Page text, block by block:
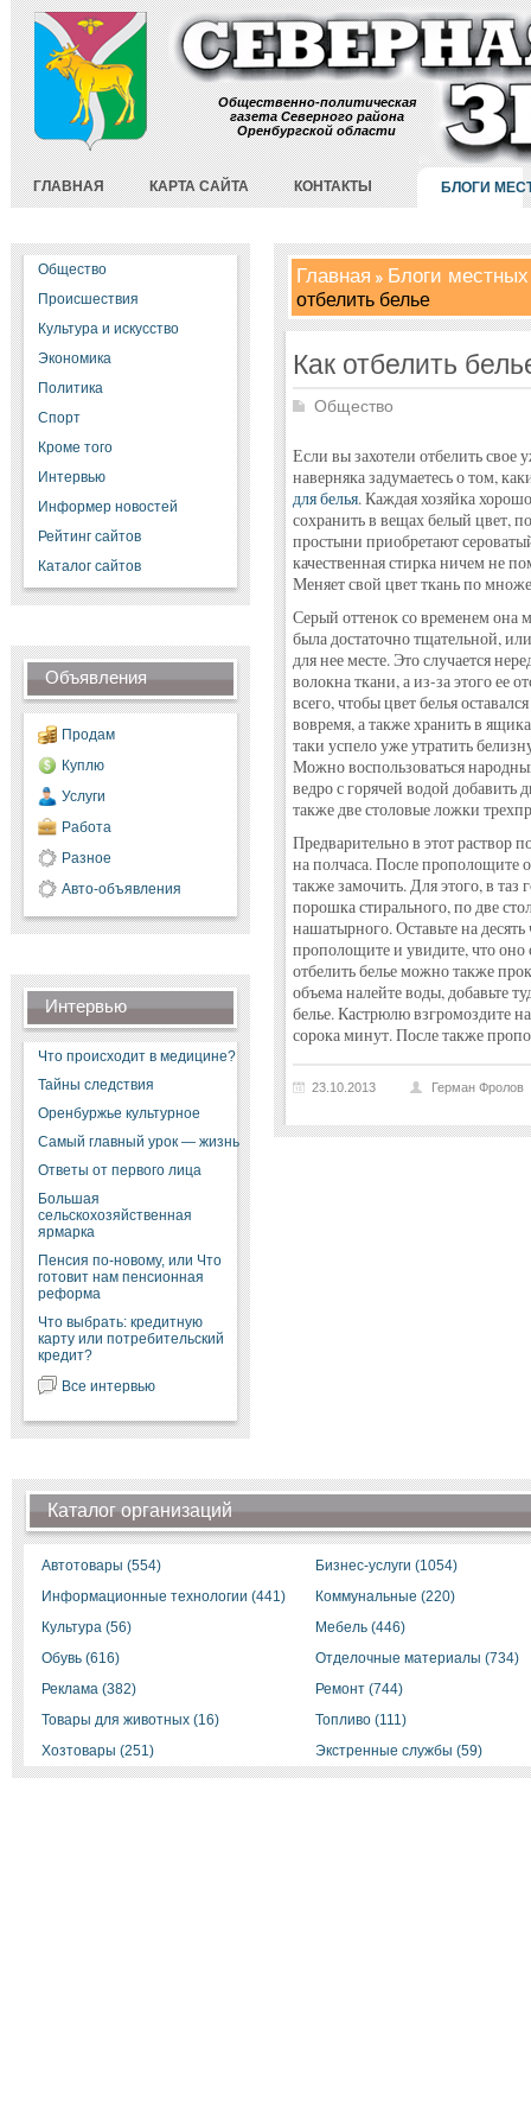
Общественно-политическая
газета Северного района
Оренбургской области
ГЛАВНАЯ КАРТА САЙТА КОНТАКТЫ БЛОГИ
Общество
Происшествия
Культура и искусство
Экономика
Политика
Спорт
Кроме того
Интервью
Информер новостей
Рейтинг сайтов
Каталог сайтов
Объявления
Продам
Куплю
Услуги
Работа
Разное
Авто-объявления
Интервью
Что происходит в медицине?
Тайны следствия
Оренбуржье культурное
Самый главный урок — жизнь
Ответы от первого лица
Большая
сельскохозяйственная
ярмарка
Пенсия по-новому, или Что
готовит нам пенсионная
реформа
Что выбрать: кредитную
карту или потребительский
кредит?
Все интервью
Главная Блоги
отбелить белье
Как отбелить
Общество
Если вы захотели отбелить свое
наверняка задумаетесь о том,
для белья. Каждая хозяйка
сохранить в вещах белый цвет,
простыни приобретают
качественная стирка ничем не
Меняет свой цвет ткань по
Серый оттенок со временем она
была достаточно тщательной,
для нее месте. Это случается
волокна ткани, а из-за этого ее
всего, чтобы цвет белья
вовремя, а также хранить в
таки успело уже утратить
Можно воспользоваться
ведро с горячей водой добавить
также две столовые ложки
Предварительно в этот раствор
на полчаса. После прополощите
также замочить. Для этого, в таз
порошка стирального, по две
нашатырного. Оставьте на
прополощите и увидите, что оно
отбелить белье можно также
объема налейте воды, добавьте
белье. Кастрюлю взгромоздите
сорока минут. После также
23.10.2013 Герман Фролов
Каталог организаций
Автотовары (554)
Бизнес-услуги (1054)
Информационные технологии (441)
Коммунальные (220)
Культура (56)
Мебель (446)
Обувь (616)
Отделочные материалы (734)
Реклама (382)
Ремонт (744)
Товары для животных (16)
Топливо (111)
Хозтовары (251)
Экстренные службы (59)